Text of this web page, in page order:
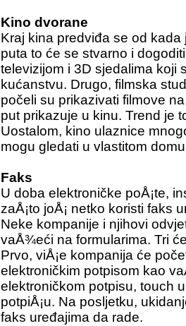
Kino dvorane
Kraj kina predviđa se od kada
puta to će se stvarno i
televizijom i 3D sjedalima koji
kućanstvu. Drugo, filmska
počeli su prikazivati filmove
put prikazuje u kinu. Trend je
Uostalom, kino ulaznice
mogu gledati u vlastitom
Faks
U doba elektroničke poÅ¡te,
zaÅ¡to joÅ¡ netko koristi faks
Neke kompanije i njihovi
vaÅ¾eći na formularima. Tri
Prvo, viÅ¡e kompanija će
elektroničkim potpisom kao
elektroničkom potpisu, touch
potpiÅ¡u. Na posljetku,
faks uređajima da rade.